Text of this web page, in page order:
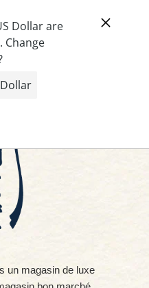
Panier (
un magasin de luxe